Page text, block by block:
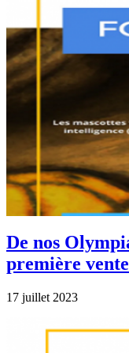
De nos
première
17 juillet 2023